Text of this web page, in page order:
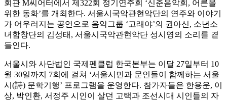
회관 M씨어터에서 제322회 정기연주회 ‘신춘음악회, 어른을
위한 동화’를 개최한다. 서울시국악관현악단의 연주와 이야기
가 어우러지는 공연으로 음악그룹 ‘고래야’의 권아신, 소년소
녀합창단의 김성태, 서울시국악관현악단 성시영의 소리를 곁
들인다.
서울시와 사단법인 국제펜클럽 한국본부는 이달 27일부터 10
월 30일까지 7회에 걸쳐 ‘서울시민과 문인들이 함께하는 서울
시(詩) 문학기행’ 프로그램을 운영한다. 참가자들은 한용운, 이
상, 박인환, 서정주 시인이 살던 고택과 조선시대 시인들의 자